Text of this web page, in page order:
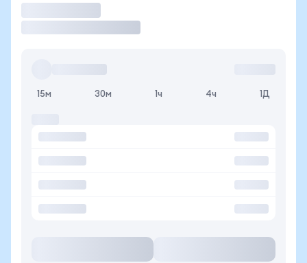
15м 30м 1ч 4ч 1Д